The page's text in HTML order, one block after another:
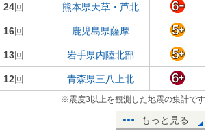
24回 熊本県天草・芦北
16回 鹿児島県薩摩
13回 岩手県内陸北部
12回 青森県三八上北
※震度3以上を観測した地震の集計です
もっと見る